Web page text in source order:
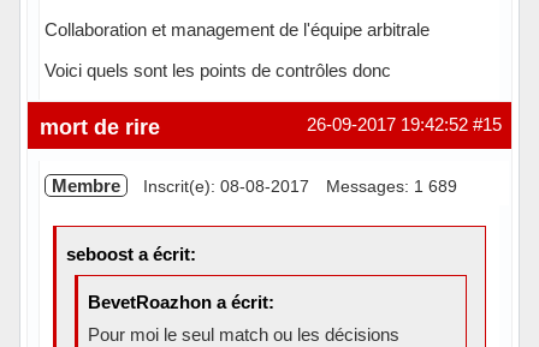
Collaboration et management de l'équipe arbitrale
Voici quels sont les points de contrôles donc
Hors ligne #15
26-09-2017 19:42:52
mort de rire
Membre Inscrit(e): 08-08-2017 Messages: 1 689
seboost a écrit:
BevetRoazhon a écrit:
Pour moi le seul match ou les décisions